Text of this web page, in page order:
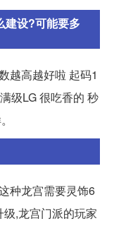
建设?可能要多
越高越好啦 起码1
级LG 很吃香的 秒
种龙宫需要灵饰6
,龙宫门派的玩家